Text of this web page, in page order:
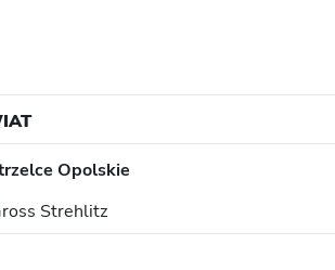
Opolskie
Strehlitz